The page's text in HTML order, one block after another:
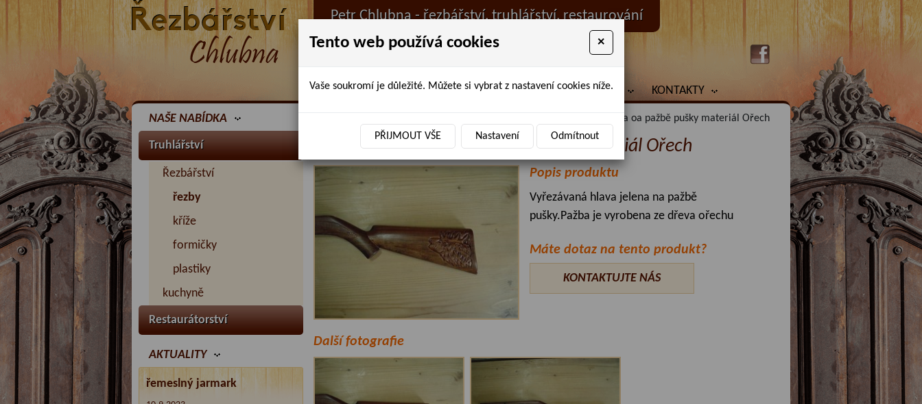
Petr Chlubna - řezbářství, truhlářství, restaurování
ÚVOD PRODANÉ ZBOŽÍ BAZAR AKTUALITY KONTAKTY
NAŠE NABÍDKA
Truhlářství
Řezbářství
řezby
kříže
formičky
plastiky
kuchyně
Restaurátorství
AKTUALITY
řemeslný jarmark
» Dřevořezba jelana oa pažbě pušky materiál Ořech
Dřevořezba jelana oa pažbě pušky materiál Ořech
Popis produktu
Vyřezávaná hlava jelena na pažbě
pušky.Pažba je vyrobena ze dřeva ořechu
Máte dotaz na tento produkt?
KONTAKTUJTE NÁS
Další fotografie
Tento web používá cookies ×
Vaše soukromí je důležité. Můžete si vybrat z nastavení cookies níže.
PŘIJMOUT VŠE Nastavení Odmítnout